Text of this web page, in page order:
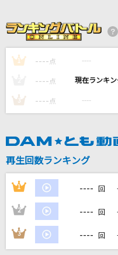
[生音]君じゃなきゃダ
er Live 2015 -THE
オーイシマサヨシ
[オリカラ]地上の星
中島みゆき
なとり
[生音]晴る
ヨルシカ
DAMの新
1 ---- 点 ----
---- 点 ----
3 ---- 点 ----
再生回数ランキング
1 ---- 回
2 ---- 回
3 ---- 回